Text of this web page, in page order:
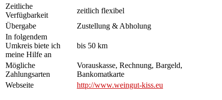
Zeitliche
Verfügbarkeit
zeitlich flexibel
Übergabe
Zustellung & Abholung
In folgendem
Umkreis biete ich
meine Hilfe an
bis 50 km
Mögliche
Zahlungsarten
Vorauskasse, Rechnung, Bargeld,
Bankomatkarte
Webseite
http://www.weingut-kiss.eu